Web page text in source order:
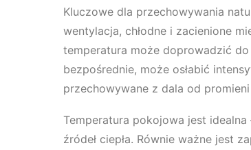
Kluczowe dla przechowywania
wentylacja, chłodne i zacienione
temperatura może doprowadzić do
bezpośrednie, może osłabić
przechowywane z dala od promieni
Temperatura pokojowa jest
źródeł ciepła. Równie ważne jest